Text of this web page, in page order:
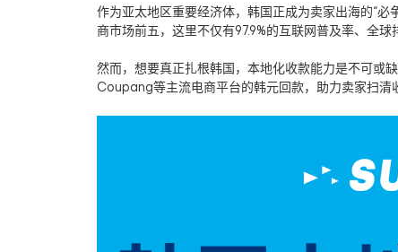
作为亚太地区重要经济体，韩国正成为卖家出海的“
商市场前五，这里不仅有97.9%的互联网普及率、全
然而，想要真正扎根韩国，本地化收款能力是不可或
Coupang等主流电商平台的韩元回款，助力卖家扫清